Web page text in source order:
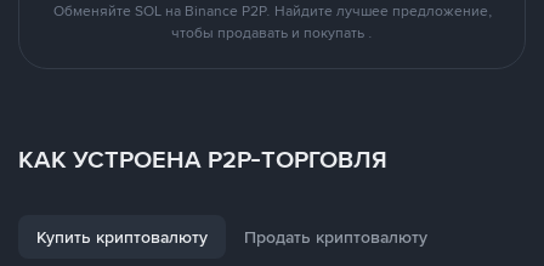
Обменяйте SOL на Binance P2P. Найдите лучшее предложение,
чтобы продавать и покупать .
КАК УСТРОЕНА P2P-ТОРГОВЛЯ
Купить криптовалюту Продать криптовалюту